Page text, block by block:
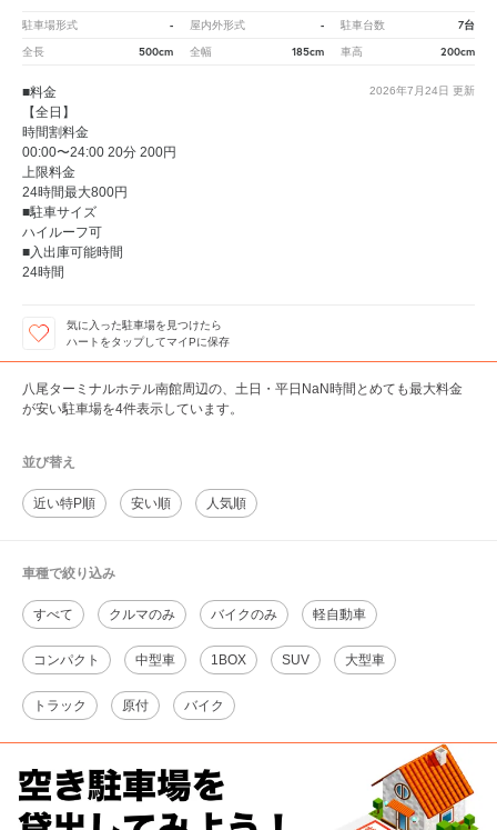
駐車場形式 - 屋内外形式 - 駐車台数 7台
全長 500cm 全幅 185cm 車高 200cm
2026年7月24日 更新
■料金
【全日】
時間割料金
00:00〜24:00 20分 200円
上限料金
24時間最大800円
■駐車サイズ
ハイルーフ可
■入出庫可能時間
24時間
気に入った駐車場を見つけたら
ハートをタップしてマイPに保存
八尾ターミナルホテル南館周辺の、土日・平日NaN時間とめても最大料金
が安い駐車場を4件表示しています。
並び替え
近い特P順 安い順 人気順
車種で絞り込み
すべて クルマのみ バイクのみ 軽自動車
コンパクト 中型車 1BOX SUV 大型車
トラック 原付 バイク